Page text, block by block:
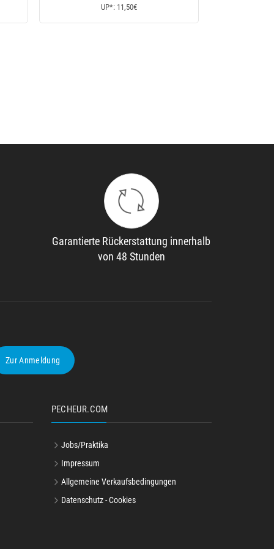
UP*: 18€
Garantierte Rückerstattung innerhalb
von 48 Stunden
Zur Anmeldung
PECHEUR.COM
Jobs/Praktika
Impressum
Allgemeine Verkaufsbedingungen
Datenschutz - Cookies